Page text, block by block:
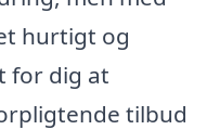
hurtigt og
for dig at
tilbud